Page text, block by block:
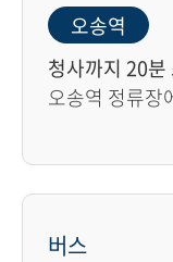
오송역
청사까지 20분
오송역 정류장
버스